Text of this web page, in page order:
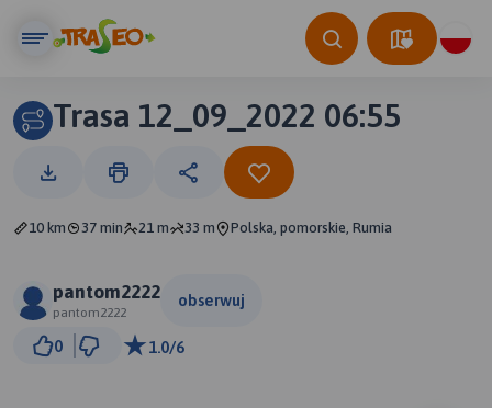
Trasa 12_09_2022 06:55
10 km 37 min 21 m 33 m Polska, pomorskie, Rumia
pantom2222
pantom2222
obserwuj
0 1.0/6